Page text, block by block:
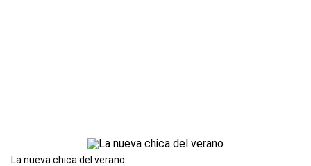
La nueva chica del verano